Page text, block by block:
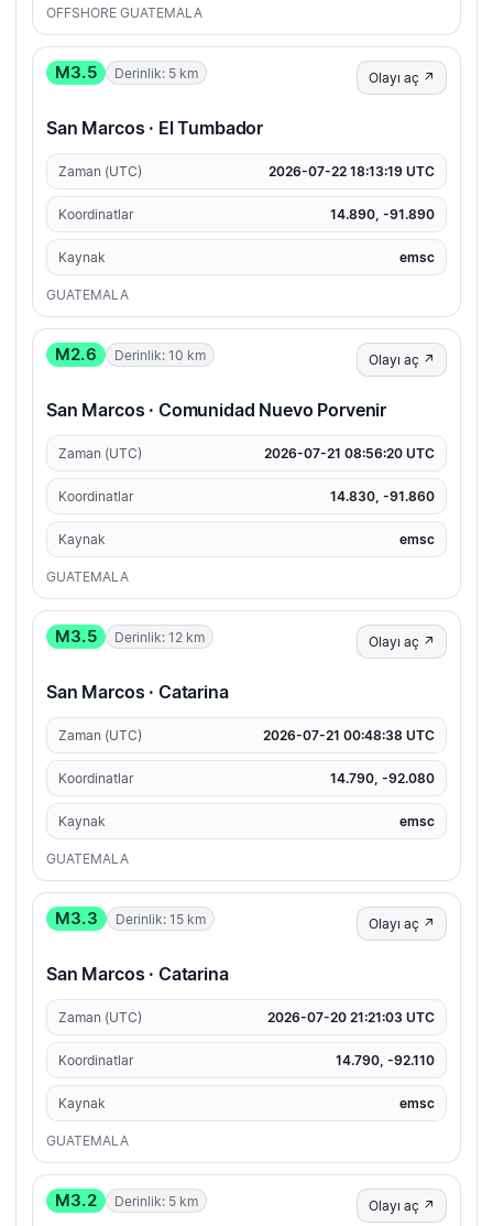
OFFSHORE GUATEMALA
M3.5 Derinlik: 5 km Olayı aç ↗
San Marcos · El Tumbador
Zaman (UTC) 2026-07-22 18:13:19 UTC
Koordinatlar 14.890, -91.890
Kaynak emsc
GUATEMALA
M2.6 Derinlik: 10 km Olayı aç ↗
San Marcos · Comunidad Nuevo Porvenir
Zaman (UTC) 2026-07-21 08:56:20 UTC
Koordinatlar 14.830, -91.860
Kaynak emsc
GUATEMALA
M3.5 Derinlik: 12 km Olayı aç ↗
San Marcos · Catarina
Zaman (UTC) 2026-07-21 00:48:38 UTC
Koordinatlar 14.790, -92.080
Kaynak emsc
GUATEMALA
M3.3 Derinlik: 15 km Olayı aç ↗
San Marcos · Catarina
Zaman (UTC) 2026-07-20 21:21:03 UTC
Koordinatlar 14.790, -92.110
Kaynak emsc
GUATEMALA
M3.2 Derinlik: 5 km Olayı aç ↗